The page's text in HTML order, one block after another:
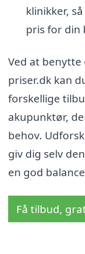
klinikker,
pris for din
Ved at
priser.dk kan
forskellige
akupunktør,
behov.
giv dig selv
en god
Få tilbud,